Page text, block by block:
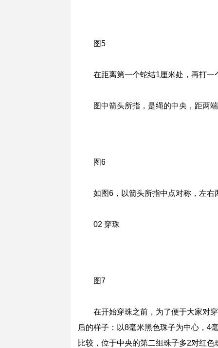
蛇结图解源于网络截屏，感谢制作者
不会蛇结的读者，可以对照上面的
图4
图5
图中箭头所指，是绳的中央，距两
图6